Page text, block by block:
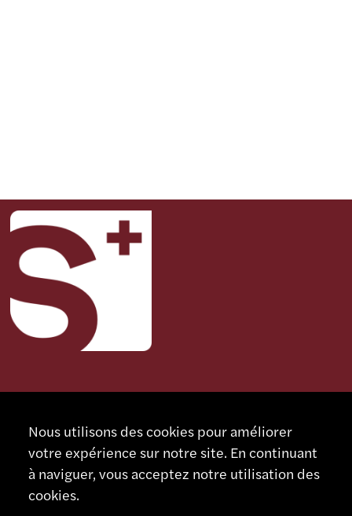
CONTACT
SCHAUBLIN MACHINES SA
Rue Nomlieutant 1
CH - 2735 Bévilard
Suisse
Nous utilisons des cookies pour améliorer
votre expérience sur notre site. En continuant
à naviguer, vous acceptez notre utilisation des
cookies.